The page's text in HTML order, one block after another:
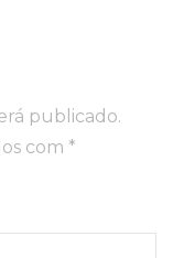
publicado.
com *